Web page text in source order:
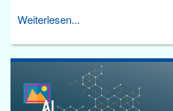
Weiterlesen...